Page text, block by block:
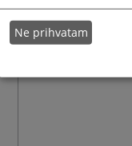
Ne prihvatam